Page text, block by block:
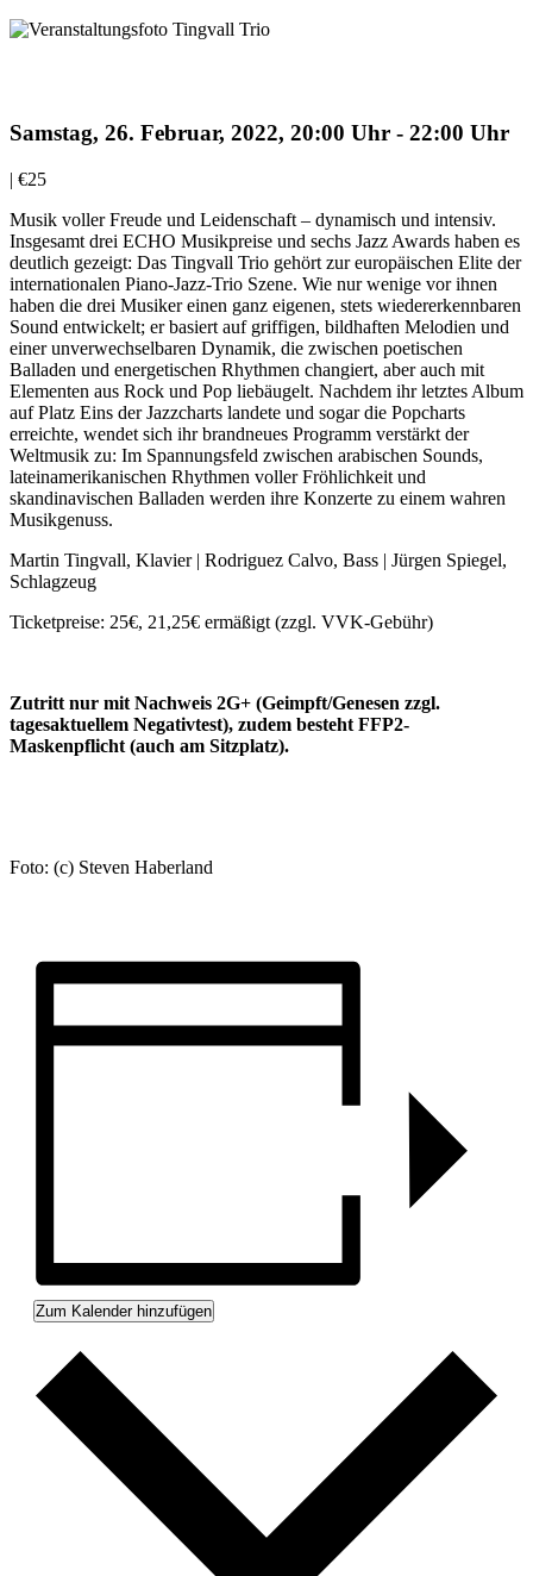
Samstag, 26. Februar, 2022, 20:00 Uhr - 22:00 Uhr
| €25
Musik voller Freude und Leidenschaft – dynamisch und intensiv.
Insgesamt drei ECHO Musikpreise und sechs Jazz Awards haben es
deutlich gezeigt: Das Tingvall Trio gehört zur europäischen Elite der
internationalen Piano-Jazz-Trio Szene. Wie nur wenige vor ihnen
haben die drei Musiker einen ganz eigenen, stets wiedererkennbaren
Sound entwickelt; er basiert auf griffigen, bildhaften Melodien und
einer unverwechselbaren Dynamik, die zwischen poetischen
Balladen und energetischen Rhythmen changiert, aber auch mit
Elementen aus Rock und Pop liebäugelt. Nachdem ihr letztes Album
auf Platz Eins der Jazzcharts landete und sogar die Popcharts
erreichte, wendet sich ihr brandneues Programm verstärkt der
Weltmusik zu: Im Spannungsfeld zwischen arabischen Sounds,
lateinamerikanischen Rhythmen voller Fröhlichkeit und
skandinavischen Balladen werden ihre Konzerte zu einem wahren
Musikgenuss.
Martin Tingvall, Klavier | Rodriguez Calvo, Bass | Jürgen Spiegel,
Schlagzeug
Ticketpreise: 25€, 21,25€ ermäßigt (zzgl. VVK-Gebühr)
Zutritt nur mit Nachweis 2G+ (Geimpft/Genesen zzgl.
tagesaktuellem Negativtest), zudem besteht FFP2-
Maskenpflicht (auch am Sitzplatz).
Foto: (c) Steven Haberland
Zum Kalender hinzufügen